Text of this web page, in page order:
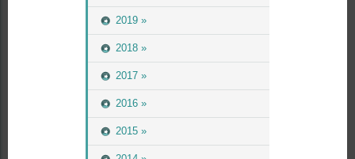
2019 »
2018 »
2017 »
2016 »
2015 »